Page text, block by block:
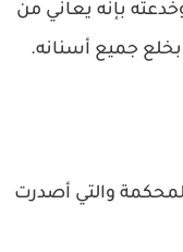
بإنه يعاني من
بخلع جميع أسنانه.
والتي أصدرت